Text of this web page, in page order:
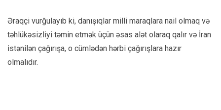
Əraqçi vurğulayıb ki, danışıqlar milli maraqlara nail olmaq və
təhlükəsizliyi təmin etmək üçün əsas alət olaraq qalır və İran
istənilən çağırışa, o cümlədən hərbi çağırışlara hazır
olmalıdır.